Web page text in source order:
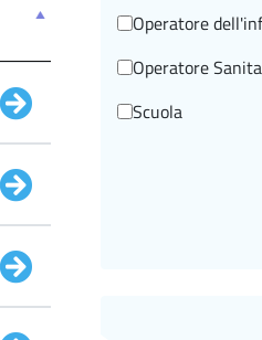
Operatore
Operatore
Scuola